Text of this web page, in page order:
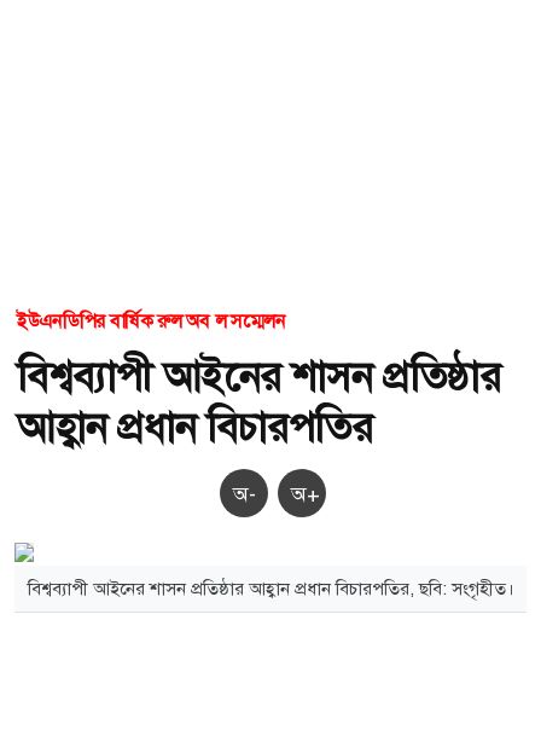
ইউএনডিপির বার্ষিক রুল অব ল সম্মেলন
বিশ্বব্যাপী আইনের শাসন প্রতিষ্ঠার
আহ্বান প্রধান বিচারপতির
অ- অ+
বিশ্বব্যাপী আইনের শাসন প্রতিষ্ঠার আহ্বান প্রধান বিচারপতির, ছবি: সংগৃহীত।